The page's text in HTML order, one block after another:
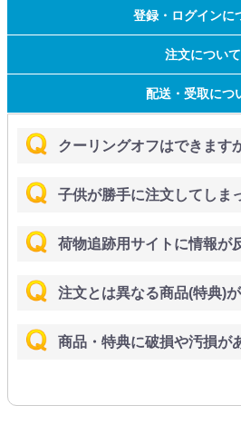
登録・ログインに
注文について
配送・受取につ
クーリングオフはできます
子供が勝手に注文してしま
荷物追跡用サイトに情報が
注文とは異なる商品(特典)
商品・特典に破損や汚損が